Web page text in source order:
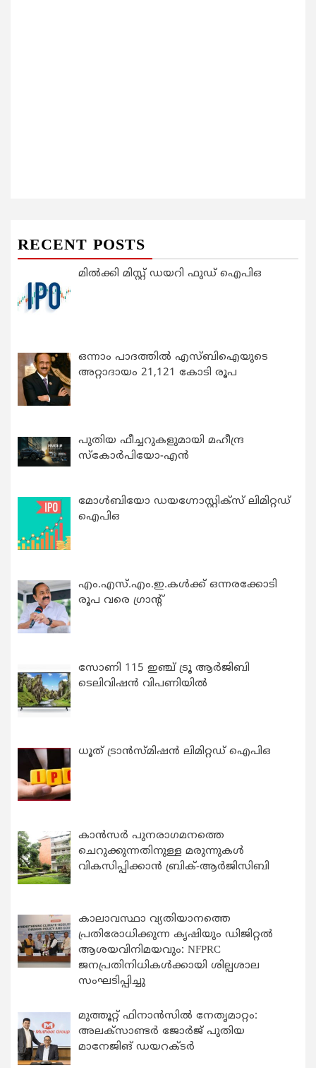
RECENT POSTS
മിൽക്കി മിസ്റ്റ് ഡയറി ഫുഡ് ഐപിഒ
ഒന്നാം പാദത്തിൽ എസ്ബിഐയുടെ
അറ്റാദായം 21,121 കോടി രൂപ
പുതിയ ഫീച്ചറുകളുമായി മഹീന്ദ്ര
സ്കോർപിയോ-എൻ
മോൾബിയോ ഡയഗ്നോസ്റ്റിക്സ് ലിമിറ്റഡ്
ഐപിഒ
എം.എസ്.എം.ഇ.കൾക്ക് ഒന്നരക്കോടി
രൂപ വരെ ഗ്രാന്റ്
സോണി 115 ഇഞ്ച് ട്രൂ ആർജിബി
ടെലിവിഷൻ വിപണിയിൽ
ധൂത് ട്രാൻസ്മിഷൻ ലിമിറ്റഡ് ഐപിഒ
കാന്‍സര്‍ പുനരാഗമനത്തെ
ചെറുക്കുന്നതിനുള്ള മരുന്നുകള്‍
വികസിപ്പിക്കാന്‍ ബ്രിക്-ആര്‍ജിസിബി
കാലാവസ്ഥാ വ്യതിയാനത്തെ
പ്രതിരോധിക്കുന്ന കൃഷിയും ഡിജിറ്റൽ
ആശയവിനിമയവും: NFPRC
ജനപ്രതിനിധികൾക്കായി ശില്പശാല
സംഘടിപ്പിച്ചു
മുത്തൂറ്റ് ഫിനാൻസിൽ നേതൃമാറ്റം:
അലക്സാണ്ടർ ജോർജ് പുതിയ
മാനേജിങ് ഡയറക്ടർ